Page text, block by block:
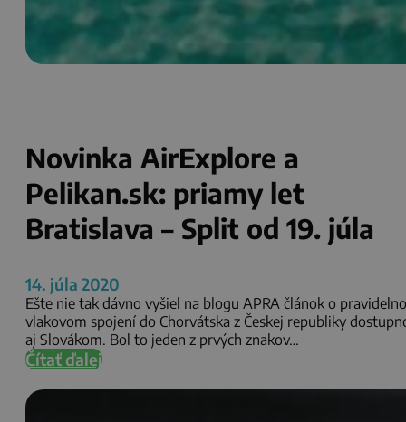
Novinka AirExplore a
Pelikan.sk: priamy let
Bratislava – Split od 19. júla
14. júla 2020
Ešte nie tak dávno vyšiel na blogu APRA článok o
vlakovom spojení do Chorvátska z Českej republiky
aj Slovákom. Bol to jeden z prvých znakov…
Čítať ďalej